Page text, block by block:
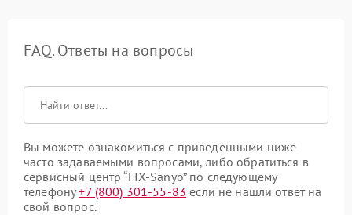
FAQ. Ответы на вопросы
Вы можете ознакомиться с приведенными ниже
часто задаваемыми вопросами, либо обратиться в
сервисный центр “FIX-Sanyo” по следующему
телефону+7 (800) 301-55-83 если не нашли ответ на
свой вопрос.